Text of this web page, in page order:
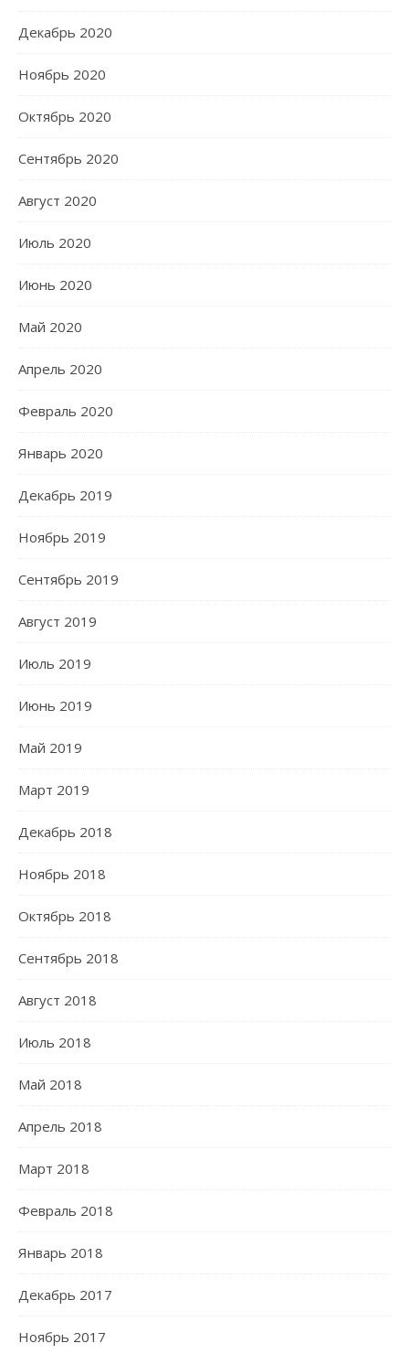
Декабрь 2020
Ноябрь 2020
Октябрь 2020
Сентябрь 2020
Август 2020
Июль 2020
Июнь 2020
Май 2020
Апрель 2020
Февраль 2020
Январь 2020
Декабрь 2019
Ноябрь 2019
Сентябрь 2019
Август 2019
Июль 2019
Июнь 2019
Май 2019
Март 2019
Декабрь 2018
Ноябрь 2018
Октябрь 2018
Сентябрь 2018
Август 2018
Июль 2018
Май 2018
Апрель 2018
Март 2018
Февраль 2018
Январь 2018
Декабрь 2017
Ноябрь 2017